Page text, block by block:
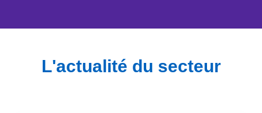
L'actualité du secteur